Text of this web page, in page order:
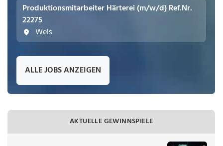
Produktionsmitarbeiter Härterei (m/w/d) Ref.Nr.
22275
Wels
ALLE JOBS ANZEIGEN
AKTUELLE GEWINNSPIELE